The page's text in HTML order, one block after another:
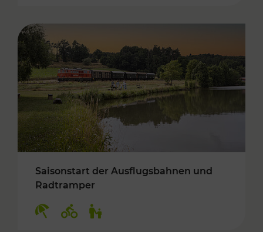
Saisonstart der Ausflugsbahnen und
Radtramper